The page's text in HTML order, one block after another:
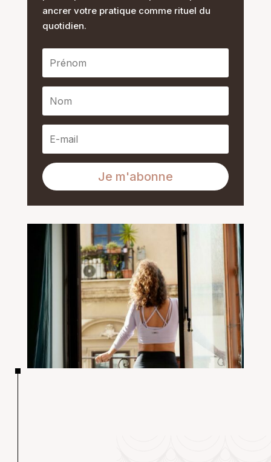
ancrer votre pratique comme rituel du
quotidien.
Je m'abonne